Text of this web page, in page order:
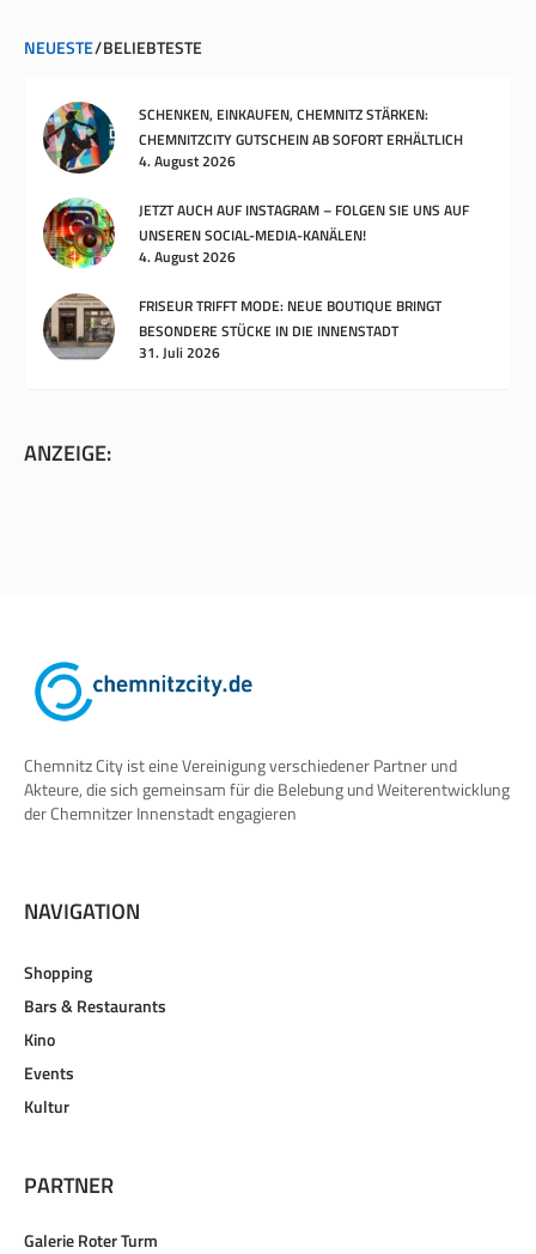
NEUESTE BELIEBTESTE
SCHENKEN, EINKAUFEN, CHEMNITZ STÄRKEN:
CHEMNITZCITY GUTSCHEIN AB SOFORT ERHÄLTLICH
4. August 2026
JETZT AUCH AUF INSTAGRAM – FOLGEN SIE UNS AUF
UNSEREN SOCIAL-MEDIA-KANÄLEN!
4. August 2026
FRISEUR TRIFFT MODE: NEUE BOUTIQUE BRINGT
BESONDERE STÜCKE IN DIE INNENSTADT
31. Juli 2026
ANZEIGE:
Chemnitz City ist eine Vereinigung verschiedener Partner und
Akteure, die sich gemeinsam für die Belebung und Weiterentwicklung
der Chemnitzer Innenstadt engagieren
NAVIGATION
Shopping
Bars & Restaurants
Kino
Events
Kultur
PARTNER
Galerie Roter Turm